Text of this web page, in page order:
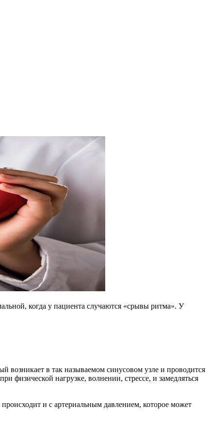
когда у пациента случаются «срывы ритма». У
возникает в так называемом синусовом узле и проводится
физической нагрузке, волнении, стрессе, и замедляться
и с артериальным давлением, которое может